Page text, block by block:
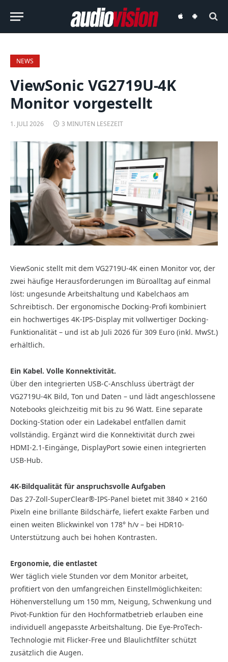
audiovisionaudiovision
NEWS
ViewSonic VG2719U-4K
Monitor vorgestellt
1. JULI 2026 3 MINUTEN LESEZEIT
ViewSonic stellt mit dem VG2719U-4K einen Monitor vor, der
zwei häufige Herausforderungen im Büroalltag auf einmal
löst: ungesunde Arbeitshaltung und Kabelchaos am
Schreibtisch. Der ergonomische Docking-Profi kombiniert
ein hochwertiges 4K-IPS-Display mit vollwertiger Docking-
Funktionalität – und ist ab Juli 2026 für 309 Euro (inkl. MwSt.)
erhältlich.
Ein Kabel. Volle Konnektivität.
Über den integrierten USB-C-Anschluss überträgt der
VG2719U-4K Bild, Ton und Daten – und lädt angeschlossene
Notebooks gleichzeitig mit bis zu 96 Watt. Eine separate
Docking-Station oder ein Ladekabel entfallen damit
vollständig. Ergänzt wird die Konnektivität durch zwei
HDMI-2.1-Eingänge, DisplayPort sowie einen integrierten
USB-Hub.
4K-Bildqualität für anspruchsvolle Aufgaben
Das 27-Zoll-SuperClear®-IPS-Panel bietet mit 3840 × 2160
Pixeln eine brillante Bildschärfe, liefert exakte Farben und
einen weiten Blickwinkel von 178° h/v – bei HDR10-
Unterstützung auch bei hohen Kontrasten.
Ergonomie, die entlastet
Wer täglich viele Stunden vor dem Monitor arbeitet,
profitiert von den umfangreichen Einstellmöglichkeiten:
Höhenverstellung um 150 mm, Neigung, Schwenkung und
Pivot-Funktion für den Hochformatbetrieb erlauben eine
individuell angepasste Arbeitshaltung. Die Eye-ProTech-
Technologie mit Flicker-Free und Blaulichtfilter schützt
zusätzlich die Augen.